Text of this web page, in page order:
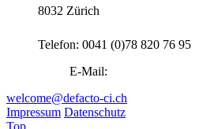
8032 Zürich
Telefon: 0041 (0)78 820 76 95
E-Mail:
welcome@defacto-ci.ch
Impressum Datenschutz
Top